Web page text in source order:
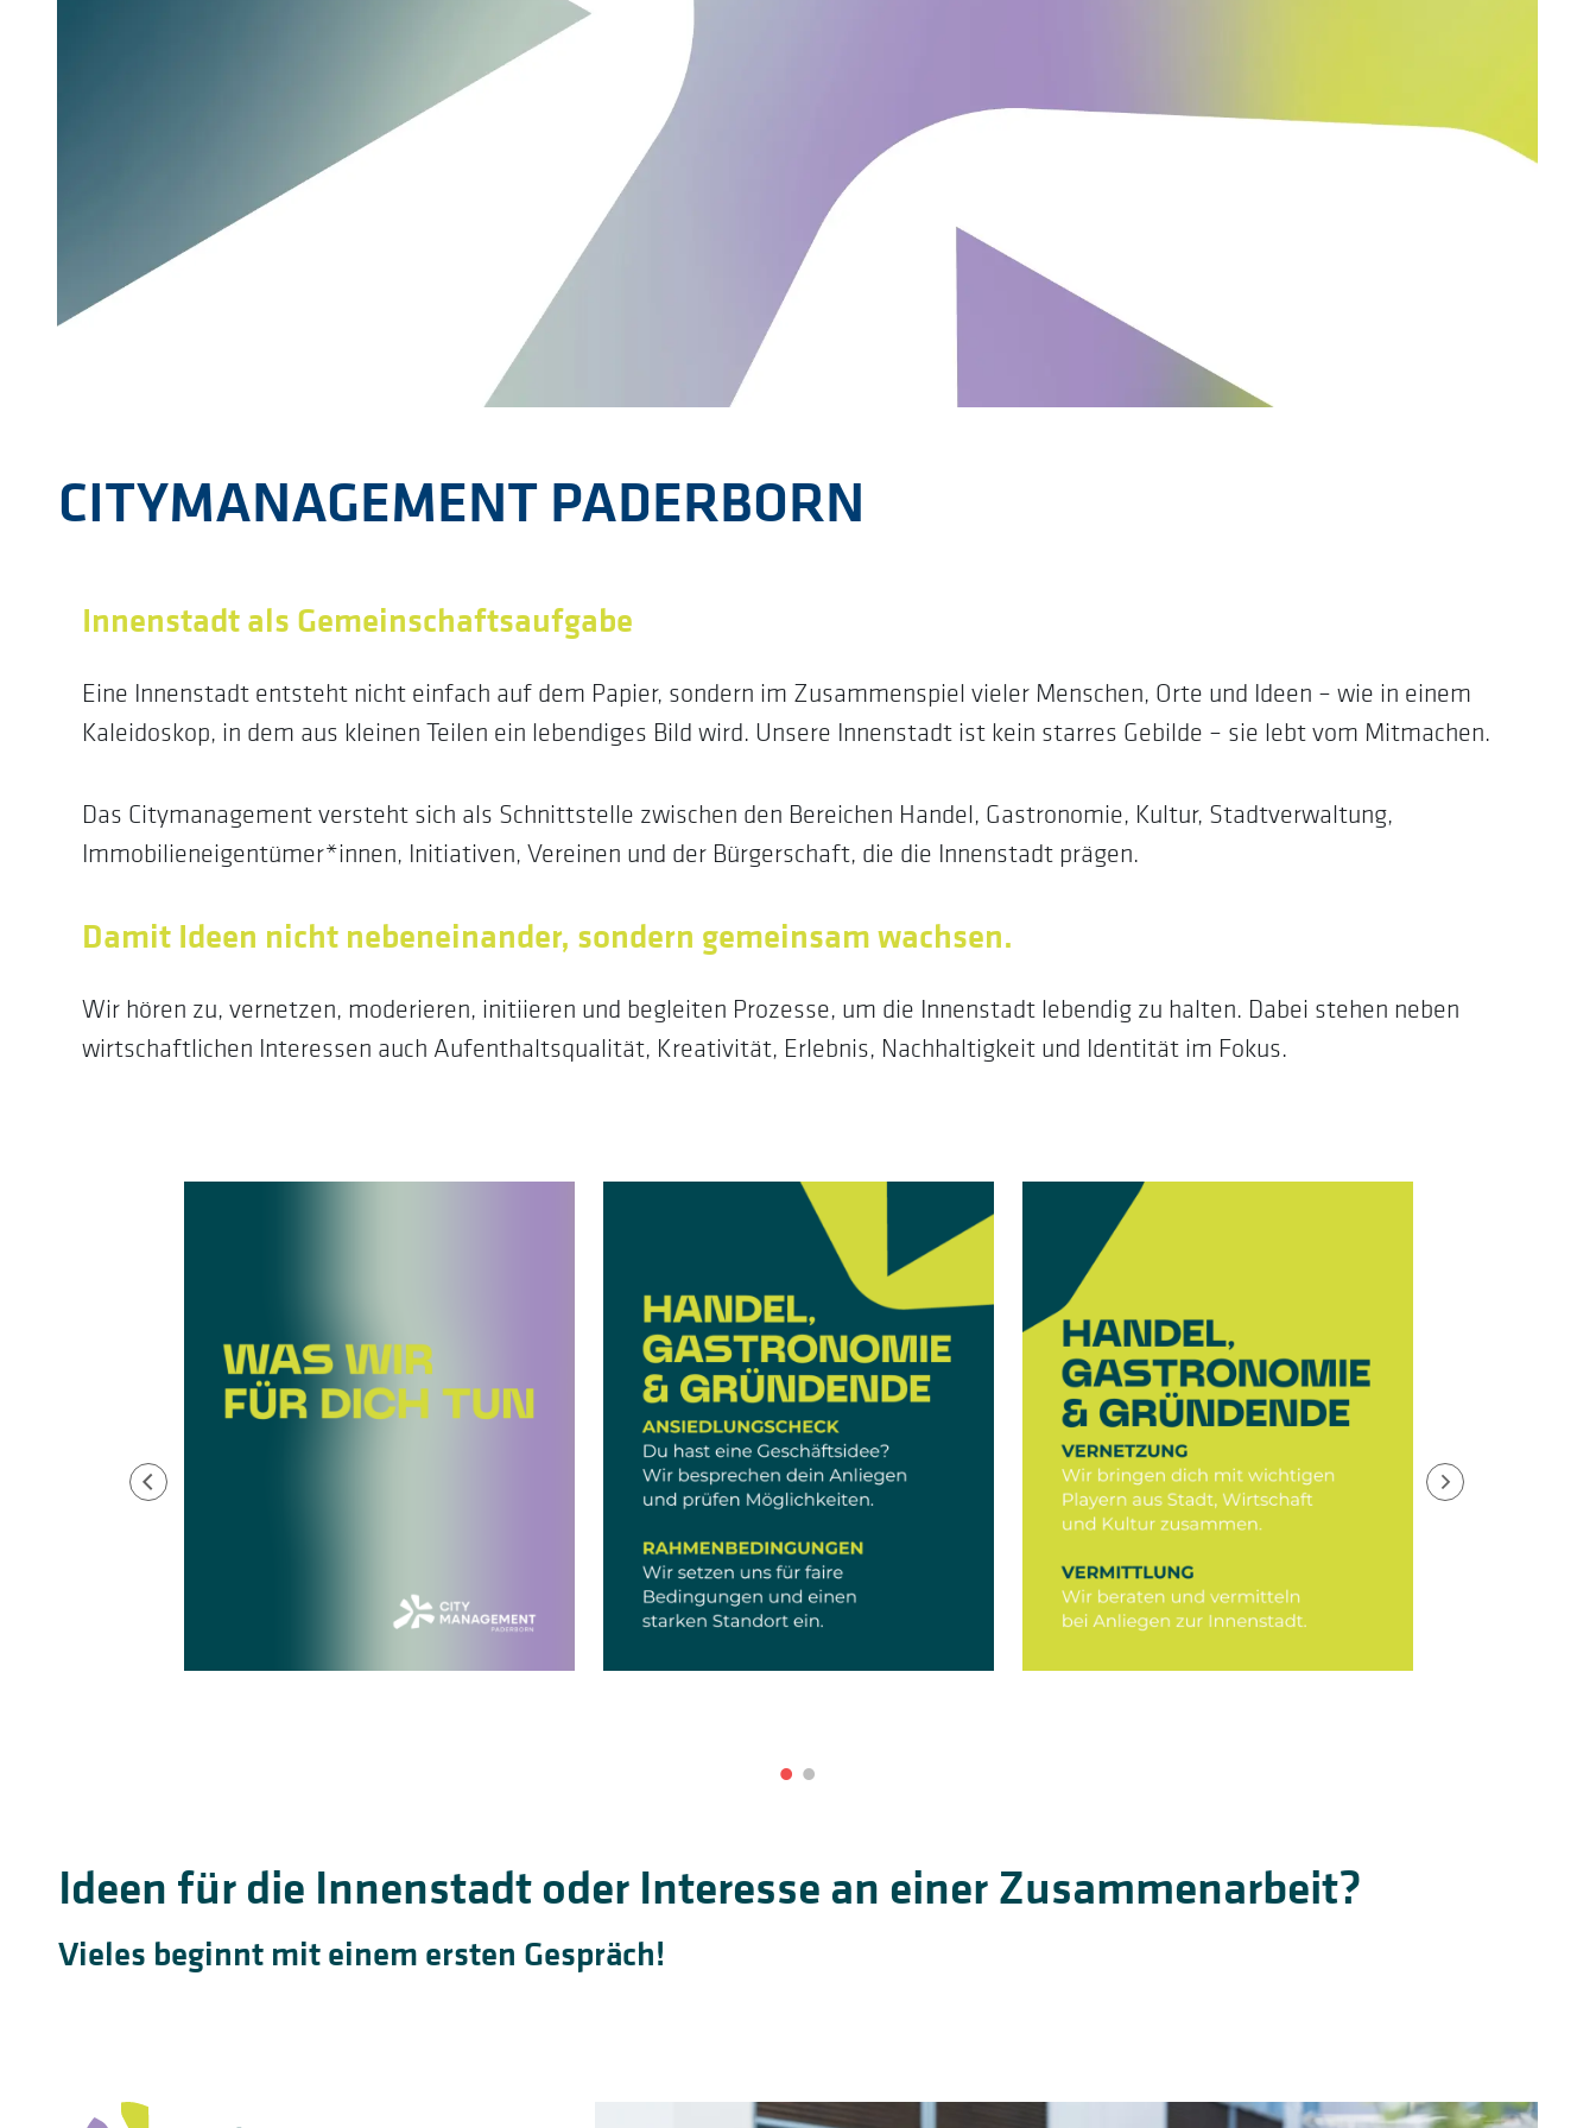
CITYMANAGEMENT PADERBORN
Innenstadt als Gemeinschaftsaufgabe
Eine Innenstadt entsteht nicht einfach auf dem Papier, sondern im Zusammenspiel vieler Menschen, Orte und Ideen – wie in einem
Kaleidoskop, in dem aus kleinen Teilen ein lebendiges Bild wird. Unsere Innenstadt ist kein starres Gebilde – sie lebt vom Mitmachen.
Das Citymanagement versteht sich als Schnittstelle zwischen den Bereichen Handel, Gastronomie, Kultur, Stadtverwaltung,
Immobilieneigentümer*innen, Initiativen, Vereinen und der Bürgerschaft, die die Innenstadt prägen.
Damit Ideen nicht nebeneinander, sondern gemeinsam wachsen.
Wir hören zu, vernetzen, moderieren, initiieren und begleiten Prozesse, um die Innenstadt lebendig zu halten. Dabei stehen neben
wirtschaftlichen Interessen auch Aufenthaltsqualität, Kreativität, Erlebnis, Nachhaltigkeit und Identität im Fokus.
Ideen für die Innenstadt oder Interesse an einer Zusammenarbeit?
Vieles beginnt mit einem ersten Gespräch!